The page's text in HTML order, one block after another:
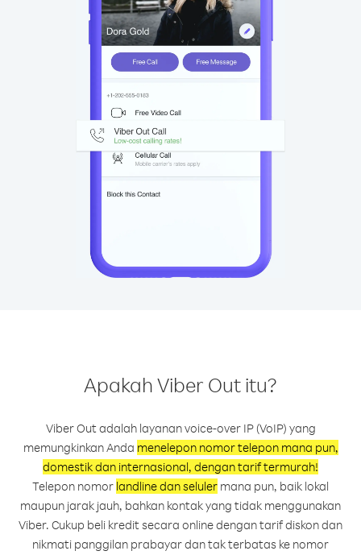
Apakah Viber Out itu?
Viber Out adalah layanan voice-over IP (VoIP) yang
memungkinkan Anda menelepon nomor telepon mana pun,
domestik dan internasional, dengan tarif termurah!
Telepon nomor landline dan seluler mana pun, baik lokal
maupun jarak jauh, bahkan kontak yang tidak menggunakan
Viber. Cukup beli kredit secara online dengan tarif diskon dan
nikmati panggilan prabayar dan tak terbatas ke nomor